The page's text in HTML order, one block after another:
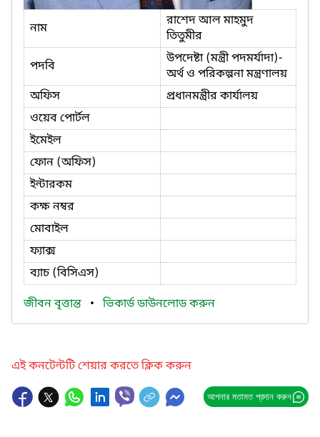
নাম
রাশেদ আল মাহমুদ
তিতুমীর
পদবি
উপদেষ্টা (মন্ত্রী পদমর্যাদা)-
অর্থ ও পরিকল্পনা মন্ত্রণালয়
অফিস
প্রধানমন্ত্রীর কার্যালয়
ওয়েব পোর্টল
ইমেইল
ফোন (অফিস)
ইন্টারকম
কক্ষ নম্বর
মোবাইল
ফ্যাক্স
ব্যাচ (বিসিএস)
জীবন বৃত্তান্ত • ভিকার্ড ডাউনলোড করুন
এই কনটেন্টটি শেয়ার করতে ক্লিক করুন
আপনার মতামত প্রদান করুন